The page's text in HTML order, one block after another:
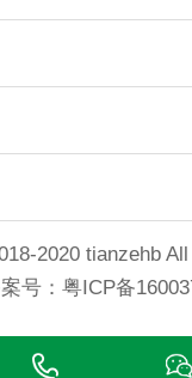
2020 tianzehb
号：粤ICP备